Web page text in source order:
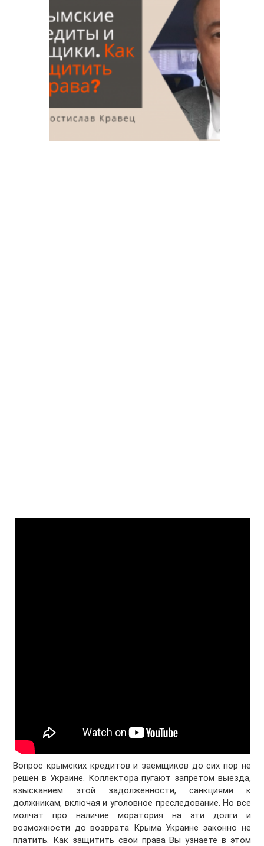
Вопрос крымских кредитов и заемщиков до сих пор не
решен в Украине. Коллектора пугают запретом выезда,
взысканием этой задолженности, санкциями к
должникам, включая и уголовное преследование. Но все
молчат про наличие моратория на эти долги и
возможности до возврата Крыма Украине законно не
платить. Как защитить свои права Вы узнаете в этом